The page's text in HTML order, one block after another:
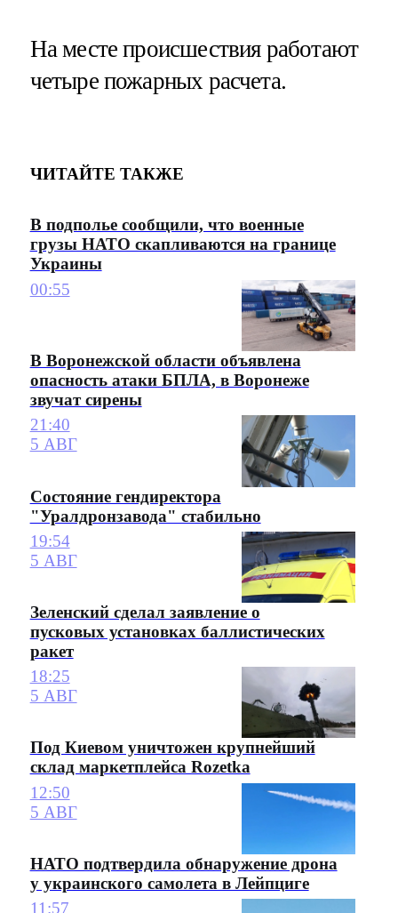
На месте происшествия работают
четыре пожарных расчета.
ЧИТАЙТЕ ТАКЖЕ
В подполье сообщили, что военные
грузы НАТО скапливаются на границе
Украины
00:55
В Воронежской области объявлена
опасность атаки БПЛА, в Воронеже
звучат сирены
21:40
5 АВГ
Состояние гендиректора
"Уралдронзавода" стабильно
19:54
5 АВГ
Зеленский сделал заявление о
пусковых установках баллистических
ракет
18:25
5 АВГ
Под Киевом уничтожен крупнейший
склад маркетплейса Rozetka
12:50
5 АВГ
НАТО подтвердила обнаружение дрона
у украинского самолета в Лейпциге
11:57